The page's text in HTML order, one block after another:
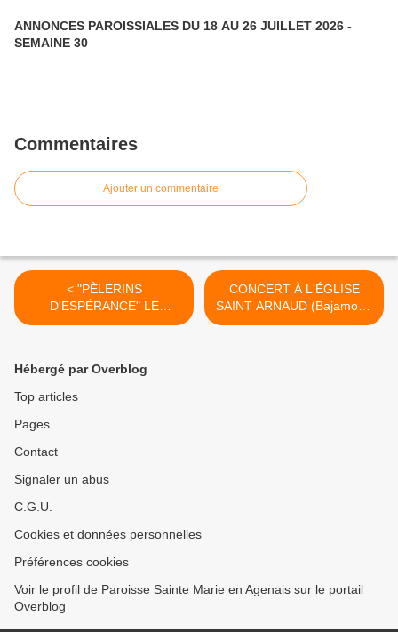
ANNONCES PAROISSIALES DU 18 AU 26 JUILLET 2026 -
SEMAINE 30
Commentaires
Ajouter un commentaire
< "PÈLERINS
D'ESPÉRANCE" LE
SAMEDI 4 JANVIER 2025 À
CONCERT À L'ÉGLISE
SAINT ARNAUD (Bajamont)
LE DIMANCHE 19 JANVIER
Hébergé par Overblog
Top articles
Pages
Contact
Signaler un abus
C.G.U.
Cookies et données personnelles
Préférences cookies
Voir le profil de Paroisse Sainte Marie en Agenais sur le portail
Overblog